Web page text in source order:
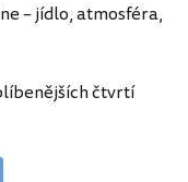
– jídlo, atmosféra,
čtvrtí